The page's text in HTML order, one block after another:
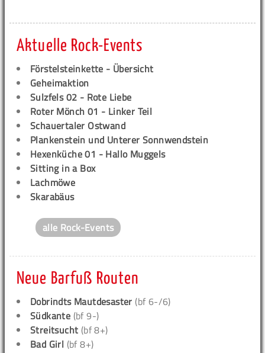
Aktuelle Rock-Events
Förstelsteinkette - Übersicht
Geheimaktion
Sulzfels 02 - Rote Liebe
Roter Mönch 01 - Linker Teil
Schauertaler Ostwand
Plankenstein und Unterer Sonnwendstein
Hexenküche 01 - Hallo Muggels
Sitting in a Box
Lachmöwe
Skarabäus
alle Rock-Events
Neue Barfuß Routen
Dobrindts Mautdesaster (bf 6-/6)
Südkante (bf 9-)
Streitsucht (bf 8+)
Bad Girl (bf 8+)